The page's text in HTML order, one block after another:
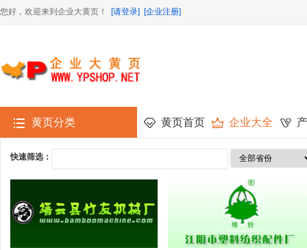
您好，欢迎来到企业大黄页！ [请登录] [企业注册]
黄页分类 黄页首页 企业大全
快速筛选：